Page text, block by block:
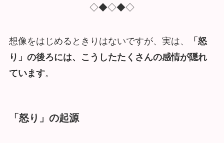
◇◆◇◆◇
想像をはじめるときりはないですが、実は、
「怒
り」の後ろには、こうしたたくさんの感情が隠れ
ています。
「怒り」の起源